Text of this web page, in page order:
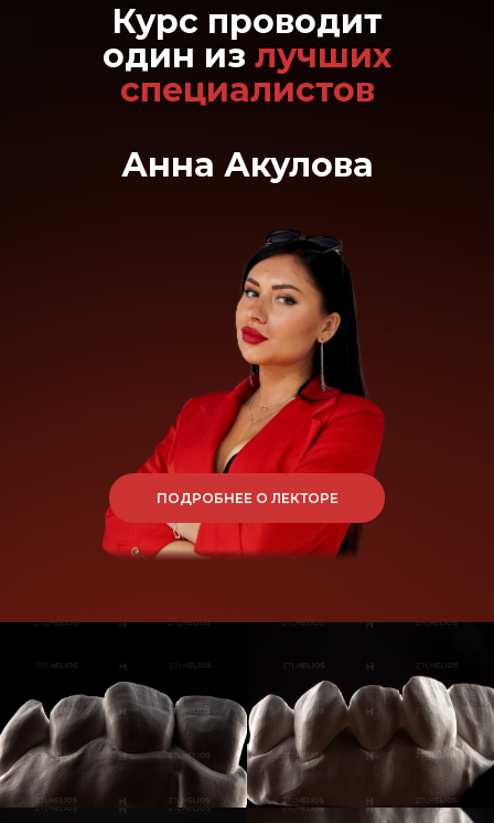
Анна Акулова
Курс проводит
один из лучших
специалистов
ПОДРОБНЕЕ О ЛЕКТОРЕ
Контактная информация
Телефон для связи:+7-909-419-15-69
Екатерина
(руководитель отдела продаж)
Адрес проведения курса:
г. Москва, ул. Талалихина 33а
АНО «ЦНИ «АЛТОР»
ОГРН: 1216300033256,
ИНН: 6382083977,
Лицензия: № Л035-01213-63/00756830
Instagram* Анны Акуловой